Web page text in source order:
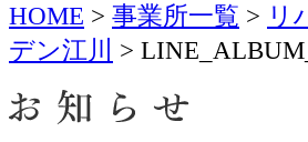
HOME > 事業所一覧 > リ
デン江川
>